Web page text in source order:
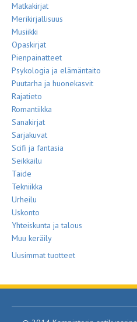
Matkakirjat
Merikirjallisuus
Musiikki
Opaskirjat
Pienpainatteet
Psykologia ja elämäntaito
Puutarha ja huonekasvit
Rajatieto
Romantiikka
Sanakirjat
Sarjakuvat
Scifi ja fantasia
Seikkailu
Taide
Tekniikka
Urheilu
Uskonto
Yhteiskunta ja talous
Muu keräily
Uusimmat tuotteet